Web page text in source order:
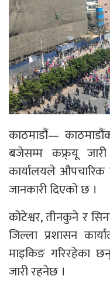
काठमाडौं—
बजेसम्म कफ्र्यू
कार्यालयले
जानकारी दिएको छ ।
कोटेश्वर, तीनकुने र
जिल्ला प्रशासन
माइकिङ गरिरहेका
जारी रहनेछ ।